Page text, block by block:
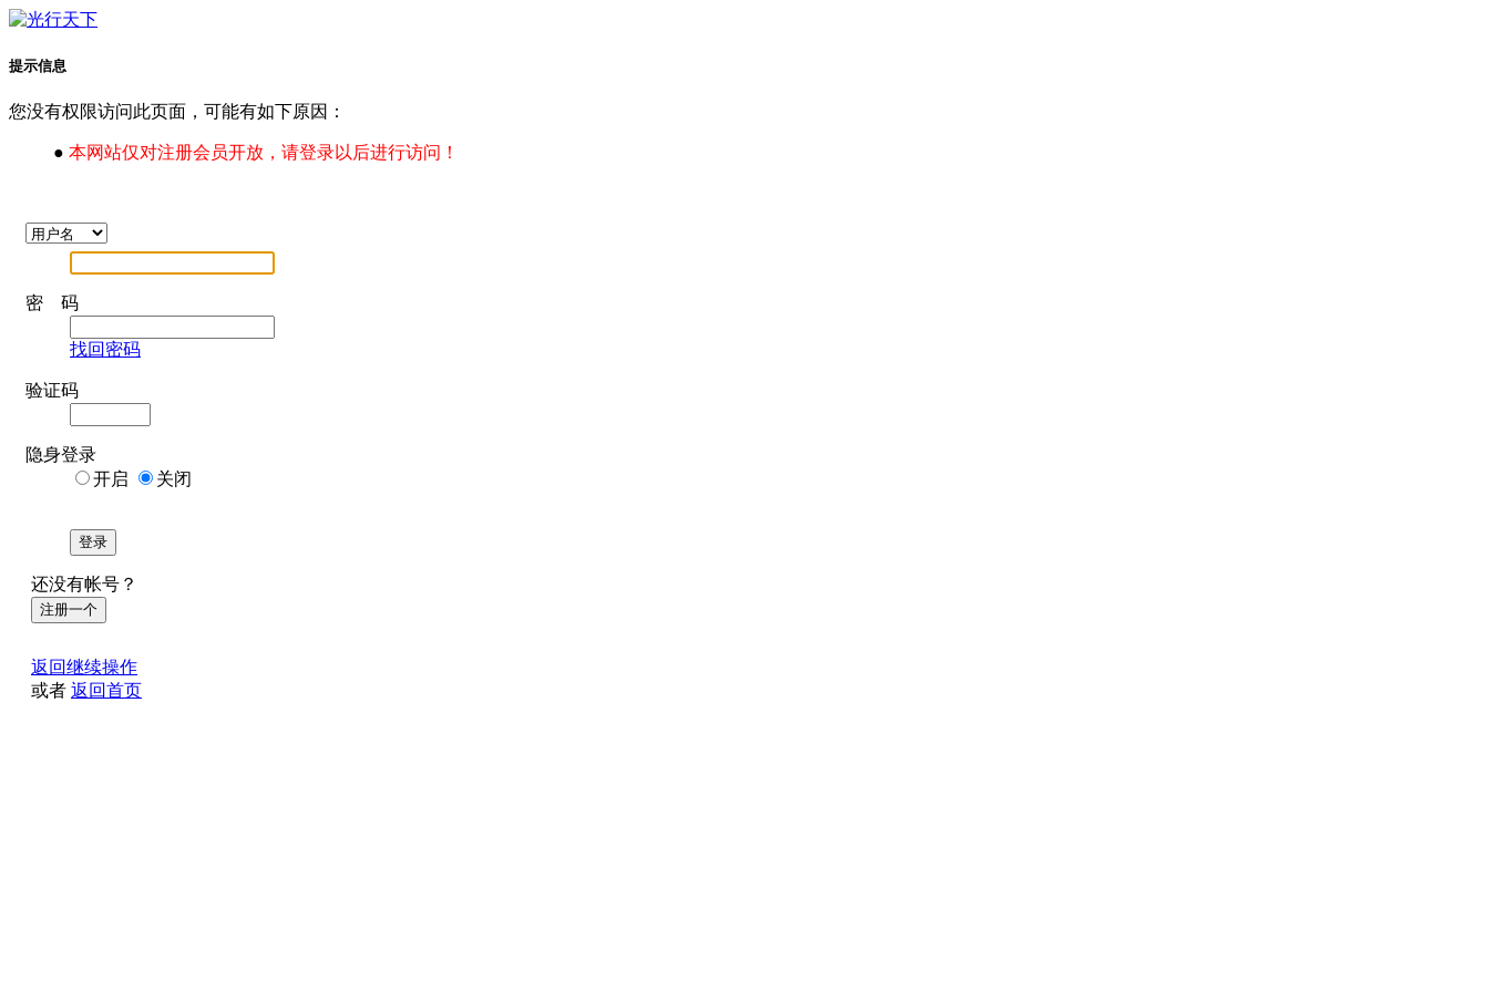
提示信息
您没有权限访问此页面，可能有如下原因：
● 本网站仅对注册会员开放，请登录以后进行访问！
密 码
找回密码
验证码
隐身登录
开启
关闭
登录
还没有帐号？
注册一个
返回继续操作
或者 返回首页